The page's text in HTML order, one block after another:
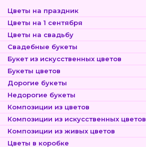
Цветы на праздник
Цветы на 1 сентября
Цветы на свадьбу
Свадебные букеты
Букет из искусственных цветов
Букеты цветов
Дорогие букеты
Недорогие букеты
Композиции из цветов
Композиции из искусственных цветов
Композиции из живых цветов
Цветы в коробке